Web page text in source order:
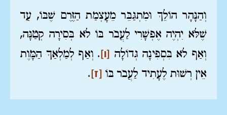
וְהַנָּהָר הוֹלֵךְ וּמִתְגַּבֵּר מֵעָצְמַת הַזֶּרֶם שֶׁבּוֹ, עַד
שֶׁלֹּא יִהְיֶה אֶפְשָׁרִי לַעֲבֹר בּוֹ לֹא בְּסִירָה קְטַנָּה,
וְאַף לֹא בִּסְפִינָה גְּדוֹלָה [ו]. וְאַף לְמַלְאַךְ הַמָּוֶת
אֵין רְשׁוּת לֶעָתִיד לַעֲבֹר בּוֹ [ז].